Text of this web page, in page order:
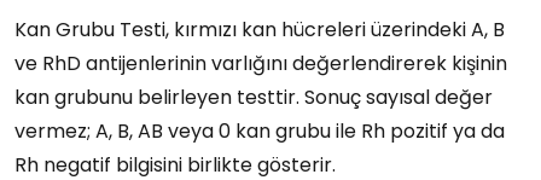
Kan Grubu Testi, kırmızı kan hücreleri üzerindeki A, B
ve RhD antijenlerinin varlığını değerlendirerek kişinin
kan grubunu belirleyen testtir. Sonuç sayısal değer
vermez; A, B, AB veya 0 kan grubu ile Rh pozitif ya da
Rh negatif bilgisini birlikte gösterir.